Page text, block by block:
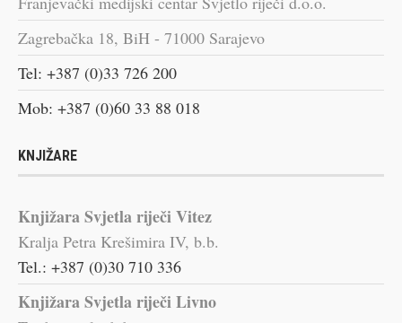
Zagrebačka 18, BiH - 71000 Sarajevo
Tel: +387 (0)33 726 200
Mob: +387 (0)60 33 88 018
KNJIŽARE
Knjižara Svjetla riječi Vitez
Kralja Petra Krešimira IV, b.b.
Tel.: +387 (0)30 710 336
Knjižara Svjetla riječi Livno